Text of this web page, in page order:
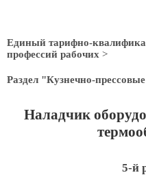
Единый тарифно-
профессий рабочих >
Раздел "Кузнечно-
Наладчик
5-й